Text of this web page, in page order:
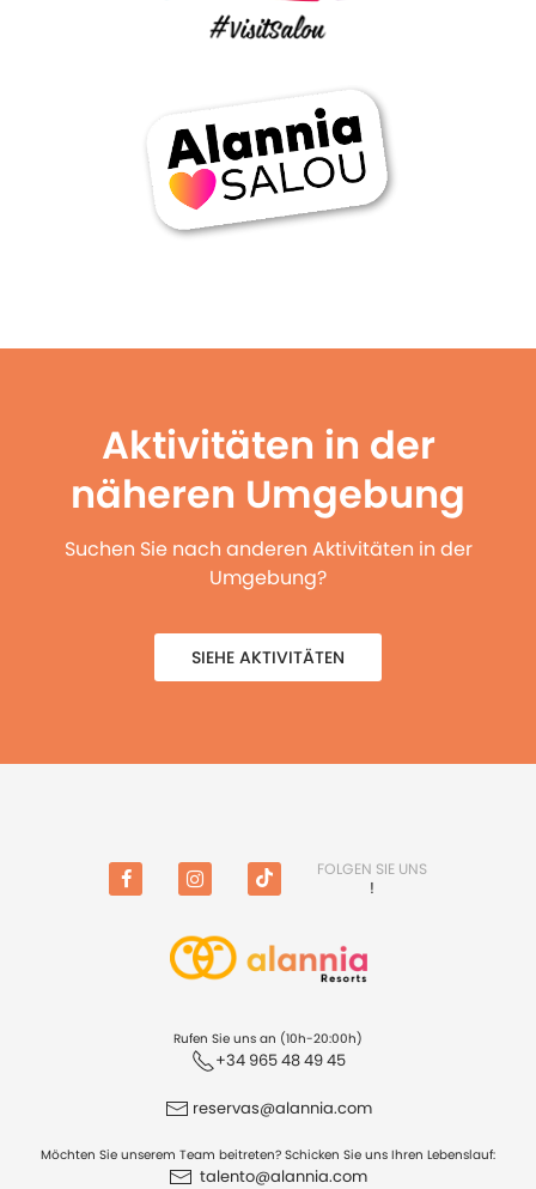
Aktivitäten in der
näheren Umgebung
Suchen Sie nach anderen Aktivitäten in der
Umgebung?
SIEHE AKTIVITÄTEN
FOLGEN SIE UNS
!
Rufen Sie uns an (10h-20:00h)
+34 965 48 49 45
reservas@alannia.com
Möchten Sie unserem Team beitreten? Schicken Sie uns Ihren Lebenslauf:
talento@alannia.com